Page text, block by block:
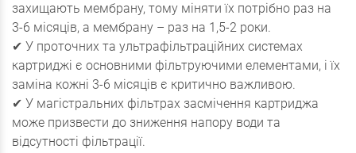
захищають мембрану, тому міняти їх потрібно раз на
3-6 місяців, а мембрану – раз на 1,5-2 роки.
✔ У проточних та ультрафільтраційних системах
картриджі є основними фільтруючими елементами, і їх
заміна кожні 3-6 місяців є критично важливою.
✔ У магістральних фільтрах засмічення картриджа
може призвести до зниження напору води та
відсутності фільтрації.